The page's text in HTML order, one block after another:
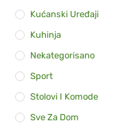
Kućanski Uređaji
Kuhinja
Nekategorisano
Sport
Stolovi I Komode
Sve Za Dom